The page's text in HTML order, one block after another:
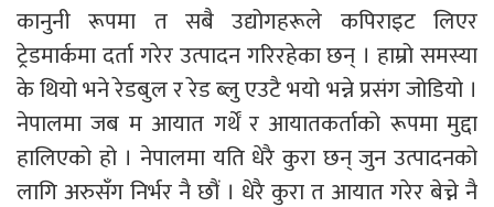
कानुनी रूपमा त सबै उद्योगहरूले कपिराइट लिएर
ट्रेडमार्कमा दर्ता गरेर उत्पादन गरिरहेका छन् । हाम्रो समस्या
के थियो भने रेडबुल र रेड ब्लु एउटै भयो भन्ने प्रसंग जोडियो ।
नेपालमा जब म आयात गर्थें र आयातकर्ताको रूपमा मुद्दा
हालिएको हो । नेपालमा यति धेरै कुरा छन् जुन उत्पादनको
लागि अरुसँग निर्भर नै छौं । धेरै कुरा त आयात गरेर बेच्ने नै